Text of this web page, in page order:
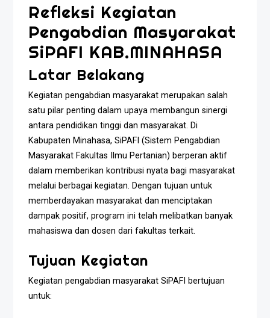
Refleksi Kegiatan
Pengabdian Masyarakat
SiPAFI KAB.MINAHASA
Latar Belakang
Kegiatan pengabdian masyarakat merupakan salah
satu pilar penting dalam upaya membangun sinergi
antara pendidikan tinggi dan masyarakat. Di
Kabupaten Minahasa, SiPAFI (Sistem Pengabdian
Masyarakat Fakultas Ilmu Pertanian) berperan aktif
dalam memberikan kontribusi nyata bagi masyarakat
melalui berbagai kegiatan. Dengan tujuan untuk
memberdayakan masyarakat dan menciptakan
dampak positif, program ini telah melibatkan banyak
mahasiswa dan dosen dari fakultas terkait.
Tujuan Kegiatan
Kegiatan pengabdian masyarakat SiPAFI bertujuan
untuk: